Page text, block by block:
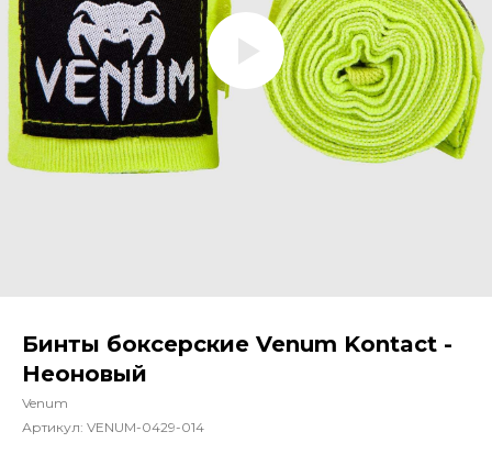
Бинты боксерские Venum Kontact -
Неоновый
Venum
Артикул: VENUM-0429-014